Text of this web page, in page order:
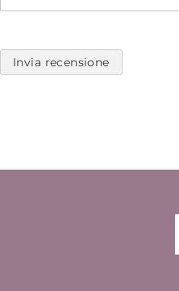
Invia recensione